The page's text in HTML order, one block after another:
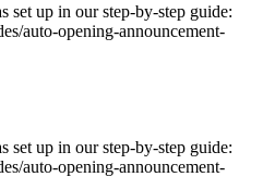
set up in our step-by-step guide:
auto-opening-announcement-
set up in our step-by-step guide:
auto-opening-announcement-